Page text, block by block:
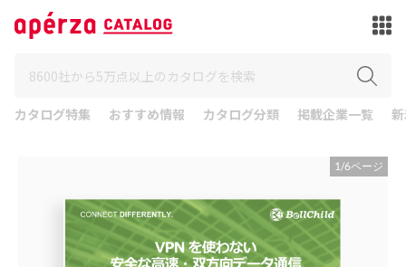
カタログ特集 おすすめ情報 カタログ分類 掲載企業一覧
1/6ページ